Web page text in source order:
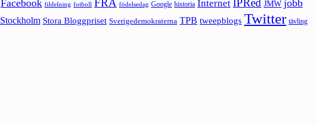
Facebook fildelning fotboll FRA födelsedag Google historia Internet IPRed JMW jobb
Stockholm Stora Bloggpriset Sverigedemokraterna TPB tweepblogs Twitter tävling